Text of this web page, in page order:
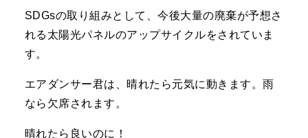
SDGsの取り組みとして、今後大量の廃棄が予想さ
れる太陽光パネルのアップサイクルをされていま
す。
エアダンサー君は、晴れたら元気に動きます。雨
なら欠席されます。
晴れたら良いのに！